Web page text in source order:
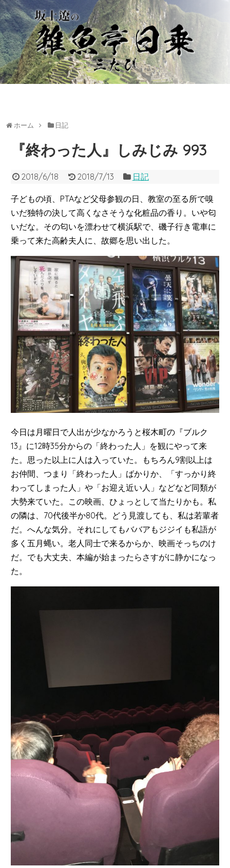
ホーム 日記
『終わった人』しみじみ 993
2018/6/18 2018/7/13 日記
子どもの頃、PTAなど父母参観の日、教室の至る所で嗅
いだ独特の決して高くなさそうな化粧品の香り。いや匂
いだな。その匂いを漂わせて横浜駅で、磯子行き電車に
乗って来た高齢夫人に、故郷を思い出した。
今日は月曜日で人出が少なかろうと桜木町の『ブルク
13』に12時35分からの「終わった人」を観にやって来
た。思った以上に人は入っていた。もちろん9割以上は
お仲間、つまり「終わった人」ばかりか、「すっかり終
わってしまった人」や「お迎え近い人」などなど同類が
大勢来ていた。この映画、ひょっとして当たりかも。私
の隣は、70代後半か80代。どう見渡しても、私は若輩者
だ。へんな気分。それにしてもババアもジジイも私語が
多く五月蝿い。老人同士で来るからか、映画そっちのけ
だ。でも大丈夫、本編が始まったらさすがに静かになっ
た。